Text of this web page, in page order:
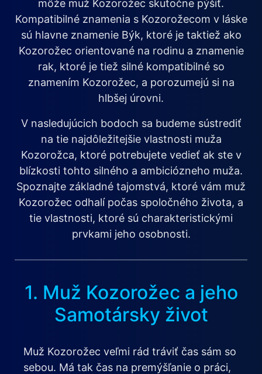
môže muž Kozorožec skutočne pýšiť.
Kompatibilné znamenia s Kozorožecom v láske
sú hlavne znamenie Býk, ktoré je taktiež ako
Kozorožec orientované na rodinu a znamenie
rak, ktoré je tiež silné kompatibilné so
znamením Kozorožec, a porozumejú si na
hlbšej úrovni.
V nasledujúcich bodoch sa budeme sústrediť
na tie najdôležitejšie vlastnosti muža
Kozorožca, ktoré potrebujete vedieť ak ste v
blízkosti tohto silného a ambiciózneho muža.
Spoznajte základné tajomstvá, ktoré vám muž
Kozorožec odhalí počas spoločného života, a
tie vlastnosti, ktoré sú charakteristickými
prvkami jeho osobnosti.
1. Muž Kozorožec a jeho
Samotársky život
Muž Kozorožec veľmi rád tráviť čas sám so
sebou. Má tak čas na premýšľanie o práci,